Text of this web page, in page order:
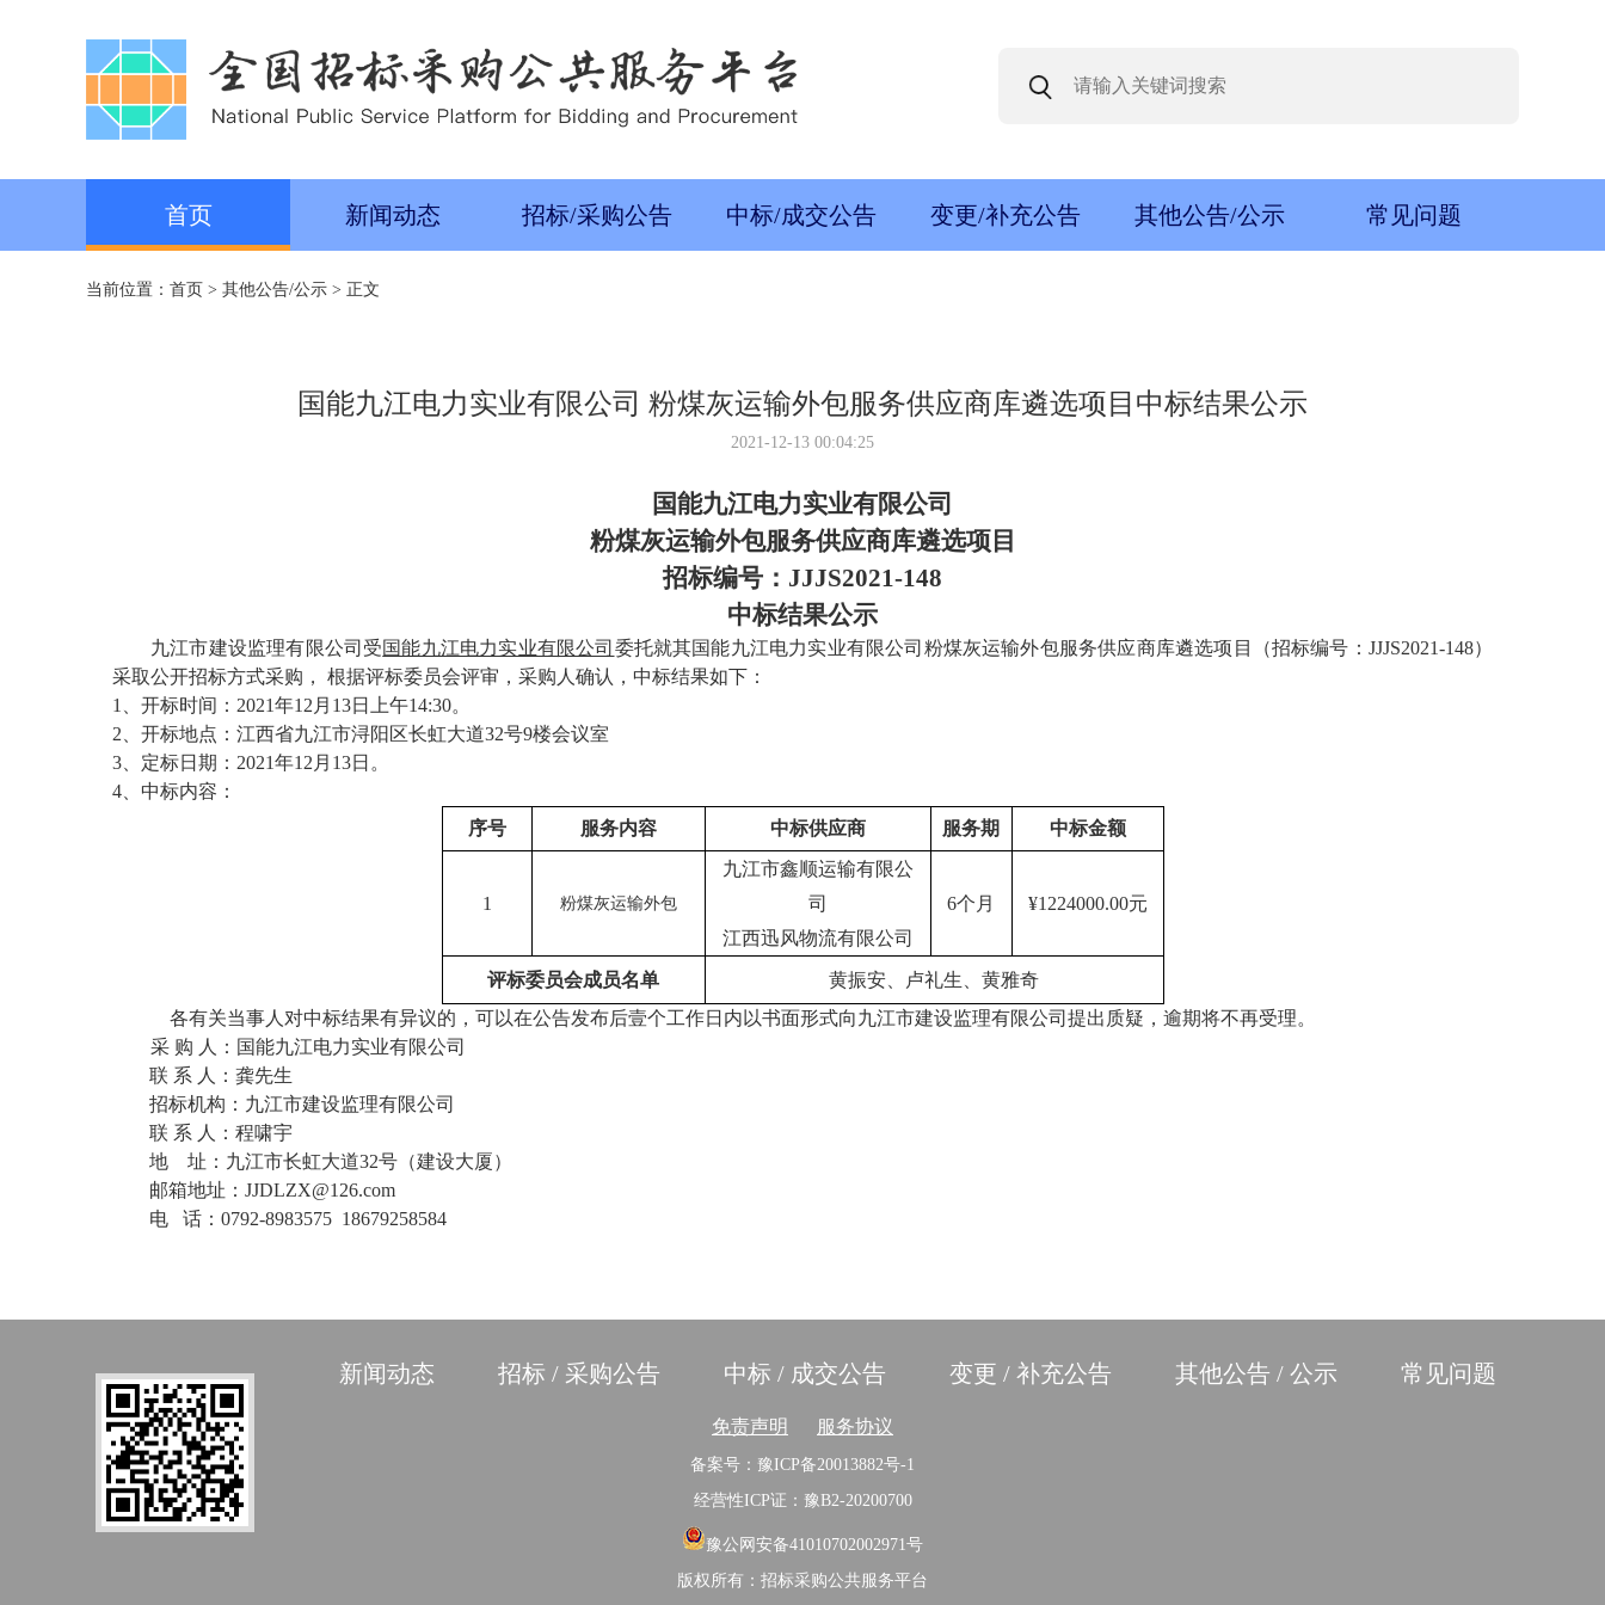
首页 新闻动态 招标/采购公告 中标/成交公告 变更/补充公告 其他公告/公示 常见问题
当前位置： 首页 > 其他公告/公示 > 正文
国能九江电力实业有限公司 粉煤灰运输外包服务供应商库遴选项目中标结果公示
2021-12-13 00:04:25
国能九江电力实业有限公司
粉煤灰运输外包服务供应商库遴选项目
招标编号： JJJS2021-148
中标结果公示
九江市建设监理有限公司受国能九江电力实业有限公司 委托就其国能九江电力实业有限公司粉煤灰运输外包服务供应商库遴选项目 （招标编号： JJJS2021-148）
采取公开招标方式采购，
根据评标委员会评审，采购人确认，中标结果如下：
1
、开标时间： 2021年12 月 13日 上午14:30。
2 、开标地点： 江西省九江市浔阳区长虹大道32号9楼会议室
3 、定标日期： 2021年12 月 13日。
4 、中标内容：
序号
服务内容 中标供应商 服务期 中标金额
1 粉煤灰运输外包
九江市鑫顺运输有限公
司
江西迅风物流有限公司
6个月 ¥1224000.00元
评标委员会成员名单
黄振安、卢礼生、黄雅奇
各有关当事人对中标结果有异议的，可以在公告发布后壹个工作日内以书面形式向九江市建设监理有限公司提出质疑，逾期将不再受理。
采 购 人： 国能九江电力实业有限公司
联 系 人： 龚先生
招标机构：九江市建设监理有限公司
联 系 人：程啸宇
地 址：九江市长虹大道32号（建设大厦）
邮箱地址： JJDLZX@126.com
电
话： 0792-8983575 18679258584
新闻动态 招标 / 采购公告 中标 / 成交公告 变更 / 补充公告 其他公告 / 公示 常见问题
免责声明 服务协议
备案号：豫ICP备20013882号-1
经营性ICP证：豫B2-20200700
豫公网安备41010702002971号
版权所有：招标采购公共服务平台